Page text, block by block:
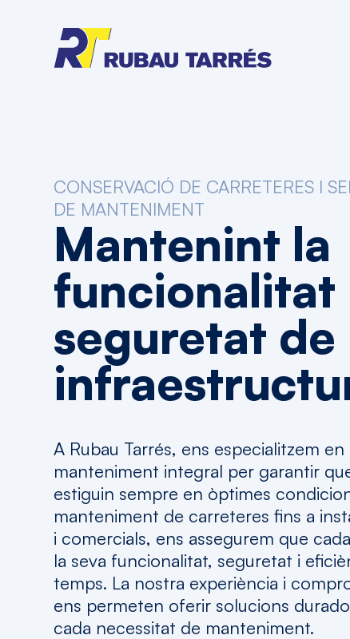
CONSERVACIÓ DE CARRETERES I
DE MANTENIMENT
Mantenint la
funcionalitat
seguretat de
A Rubau Tarrés, ens especialitzem
manteniment integral per garantir
estiguin sempre en òptimes
manteniment de carreteres fins a
i comercials, ens assegurem que
la seva funcionalitat, seguretat i
temps. La nostra experiència i
ens permeten oferir solucions
cada necessitat de manteniment.